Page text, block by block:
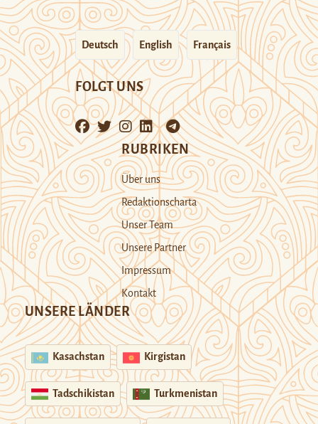
Deutsch English Français
FOLGT UNS
RUBRIKEN
Über uns
Redaktionscharta
Unser Team
Unsere Partner
Impressum
Kontakt
UNSERE LÄNDER
Kasachstan Kirgistan
Tadschikistan Turkmenistan